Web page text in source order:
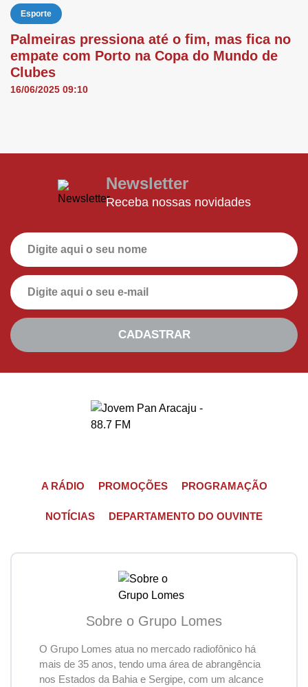
Esporte
Palmeiras pressiona até o fim, mas fica no
empate com Porto na Copa do Mundo de
Clubes
16/06/2025 09:10
Newsletter
Receba nossas novidades
A RÁDIO PROMOÇÕES PROGRAMAÇÃO
NOTÍCIAS DEPARTAMENTO DO OUVINTE
Sobre o Grupo Lomes
O Grupo Lomes atua no mercado radiofônico há
mais de 35 anos, tendo uma área de abrangência
nos Estados da Bahia e Sergipe, com um alcance